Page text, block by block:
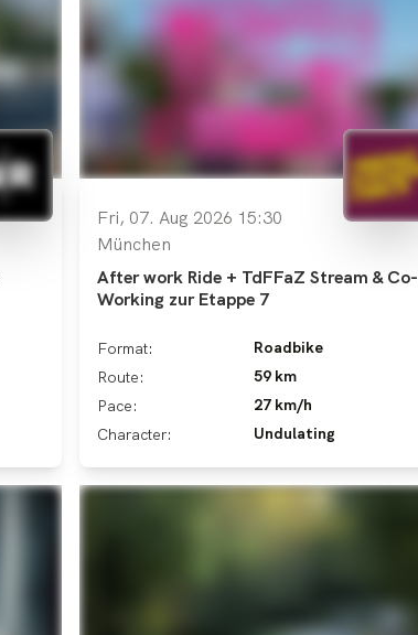
Fri, 07. Aug 2026 15:30
München
After work Ride + TdFFaZ Stream & Co-
Working zur Etappe 7
Format:
Roadbike
Route:
59 km
Pace:
27 km/h
Character:
Undulating